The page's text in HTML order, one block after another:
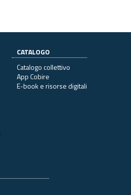
CATALOGO
Catalogo collettivo
App Cobire
E-book e risorse digitali